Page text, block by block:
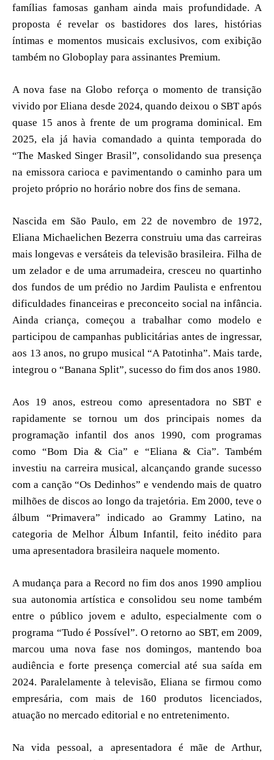
famílias famosas ganham ainda mais profundidade. A
proposta é revelar os bastidores dos lares, histórias
íntimas e momentos musicais exclusivos, com exibição
também no Globoplay para assinantes Premium.
A nova fase na Globo reforça o momento de transição
vivido por Eliana desde 2024, quando deixou o SBT após
quase 15 anos à frente de um programa dominical. Em
2025, ela já havia comandado a quinta temporada do
“The Masked Singer Brasil”, consolidando sua presença
na emissora carioca e pavimentando o caminho para um
projeto próprio no horário nobre dos fins de semana.
Nascida em São Paulo, em 22 de novembro de 1972,
Eliana Michaelichen Bezerra construiu uma das carreiras
mais longevas e versáteis da televisão brasileira. Filha de
um zelador e de uma arrumadeira, cresceu no quartinho
dos fundos de um prédio no Jardim Paulista e enfrentou
dificuldades financeiras e preconceito social na infância.
Ainda criança, começou a trabalhar como modelo e
participou de campanhas publicitárias antes de ingressar,
aos 13 anos, no grupo musical “A Patotinha”. Mais tarde,
integrou o “Banana Split”, sucesso do fim dos anos 1980.
Aos 19 anos, estreou como apresentadora no SBT e
rapidamente se tornou um dos principais nomes da
programação infantil dos anos 1990, com programas
como “Bom Dia & Cia” e “Eliana & Cia”. Também
investiu na carreira musical, alcançando grande sucesso
com a canção “Os Dedinhos” e vendendo mais de quatro
milhões de discos ao longo da trajetória. Em 2000, teve o
álbum “Primavera” indicado ao Grammy Latino, na
categoria de Melhor Álbum Infantil, feito inédito para
uma apresentadora brasileira naquele momento.
A mudança para a Record no fim dos anos 1990 ampliou
sua autonomia artística e consolidou seu nome também
entre o público jovem e adulto, especialmente com o
programa “Tudo é Possível”. O retorno ao SBT, em 2009,
marcou uma nova fase nos domingos, mantendo boa
audiência e forte presença comercial até sua saída em
2024. Paralelamente à televisão, Eliana se firmou como
empresária, com mais de 160 produtos licenciados,
atuação no mercado editorial e no entretenimento.
Na vida pessoal, a apresentadora é mãe de Arthur,